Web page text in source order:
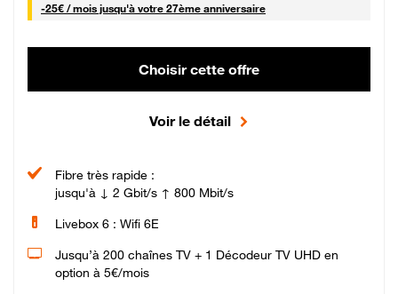
-25€ / mois25 € par mois
jusqu'à votre 27ème anniversaire
Choisir cette offre
Voir le détail
Fibre très rapide :
jusqu'à ↓ 2 Gbit/s ↑ 800 Mbit/s
Livebox 6 : Wifi 6E
Jusqu’à 200 chaînes TV + 1 Décodeur TV UHD en
option à 5€/mois